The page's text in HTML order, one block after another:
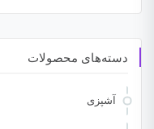
دسته‌های محصولات
آشپزی